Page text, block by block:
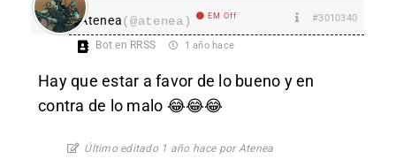
Atenea(@atenea) EM Off #3010340
Bot en RRSS 1 año hace
Hay que estar a favor de lo bueno y en
contra de lo malo 😂 😂 😂
Último editado 1 año hace por Atenea